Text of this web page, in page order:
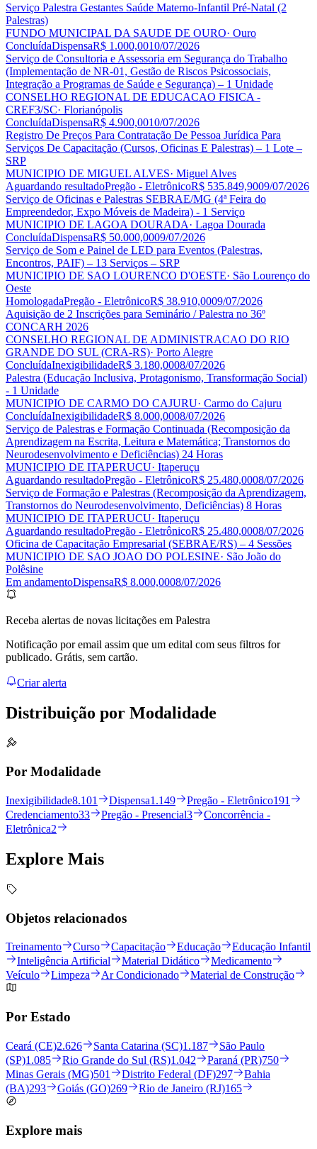
Serviço Palestra Gestantes Saúde Materno-Infantil Pré-Natal (2
Palestras)
FUNDO MUNICIPAL DA SAUDE DE OURO· Ouro
ConcluídaDispensaR$ 1.000,0010/07/2026
Serviço de Consultoria e Assessoria em Segurança do Trabalho
(Implementação de NR-01, Gestão de Riscos Psicossociais,
Integração a Programas de Saúde e Segurança) – 1 Unidade
CONSELHO REGIONAL DE EDUCACAO FISICA -
CREF3/SC· Florianópolis
ConcluídaDispensaR$ 4.900,0010/07/2026
Registro De Preços Para Contratação De Pessoa Jurídica Para
Serviços De Capacitação (Cursos, Oficinas E Palestras) – 1 Lote –
SRP
MUNICIPIO DE MIGUEL ALVES· Miguel Alves
Aguardando resultadoPregão - EletrônicoR$ 535.849,9009/07/2026
Serviço de Oficinas e Palestras SEBRAE/MG (4ª Feira do
Empreendedor, Expo Móveis de Madeira) - 1 Serviço
MUNICIPIO DE LAGOA DOURADA· Lagoa Dourada
ConcluídaDispensaR$ 50.000,0009/07/2026
Serviço de Som e Painel de LED para Eventos (Palestras,
Encontros, PAIF) – 13 Serviços – SRP
MUNICIPIO DE SAO LOURENCO D'OESTE· São Lourenço do
Oeste
HomologadaPregão - EletrônicoR$ 38.910,0009/07/2026
Aquisição de 2 Inscrições para Seminário / Palestra no 36º
CONCARH 2026
CONSELHO REGIONAL DE ADMINISTRACAO DO RIO
GRANDE DO SUL (CRA-RS)· Porto Alegre
ConcluídaInexigibilidadeR$ 3.180,0008/07/2026
Palestra (Educação Inclusiva, Protagonismo, Transformação Social)
- 1 Unidade
MUNICIPIO DE CARMO DO CAJURU· Carmo do Cajuru
ConcluídaInexigibilidadeR$ 8.000,0008/07/2026
Serviço de Palestras e Formação Continuada (Recomposição da
Aprendizagem na Escrita, Leitura e Matemática; Transtornos do
Neurodesenvolvimento e Deficiências) 24 Horas
MUNICIPIO DE ITAPERUCU· Itaperuçu
Aguardando resultadoPregão - EletrônicoR$ 25.480,0008/07/2026
Serviço de Formação e Palestras (Recomposição da Aprendizagem,
Transtornos do Neurodesenvolvimento, Deficiências) 8 Horas
MUNICIPIO DE ITAPERUCU· Itaperuçu
Aguardando resultadoPregão - EletrônicoR$ 25.480,0008/07/2026
Oficina de Capacitação Empresarial (SEBRAE/RS) – 4 Sessões
MUNICIPIO DE SAO JOAO DO POLESINE· São João do
Polêsine
Em andamentoDispensaR$ 8.000,0008/07/2026
Receba alertas de novas licitações em Palestra
Notificação por email assim que um edital com seus filtros for
publicado. Grátis, sem cartão.
Criar alerta
Distribuição por Modalidade
Por Modalidade
Inexigibilidade8.101 Dispensa1.149 Pregão - Eletrônico191
Credenciamento33 Pregão - Presencial3
Concorrência -
Eletrônica2
Explore Mais
Objetos relacionados
Treinamento Curso Capacitação Educação
Educação Infantil
Inteligência Artificial
Material Didático
Medicamento
Veículo
Limpeza Ar Condicionado Material de Construção
Por Estado
Ceará (CE)2.626 Santa Catarina (SC)1.187
São Paulo
(SP)1.085 Rio Grande do Sul (RS)1.042 Paraná (PR)750
Minas Gerais (MG)501 Distrito Federal (DF)297
Bahia
(BA)293 Goiás (GO)269 Rio de Janeiro (RJ)165
Explore mais